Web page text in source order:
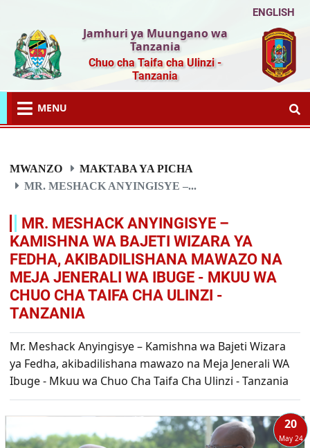
ENGLISH
Jamhuri ya Muungano wa
Tanzania
Chuo cha Taifa cha Ulinzi -
Tanzania
MENU
MWANZO
MAKTABA YA PICHA
MR. MESHACK ANYINGISYE –...
MR. MESHACK ANYINGISYE –
KAMISHNA WA BAJETI WIZARA YA
FEDHA, AKIBADILISHANA MAWAZO NA
MEJA JENERALI WA IBUGE - MKUU WA
CHUO CHA TAIFA CHA ULINZI -
TANZANIA
Mr. Meshack Anyingisye – Kamishna wa Bajeti Wizara
ya Fedha, akibadilishana mawazo na Meja Jenerali WA
Ibuge - Mkuu wa Chuo Cha Taifa Cha Ulinzi - Tanzania
20
May 24